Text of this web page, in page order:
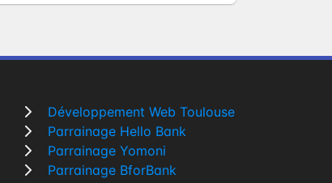
Développement Web Toulouse
Parrainage Hello Bank
Parrainage Yomoni
Parrainage BforBank